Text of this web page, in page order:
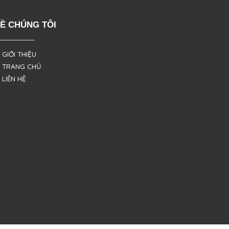
CHÚNG TÔI
THIỆU
CHỦ
HỆ